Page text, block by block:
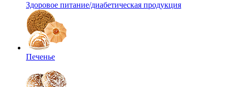
Здоровое питание/диабетическая продукция
Печенье